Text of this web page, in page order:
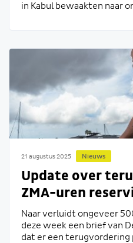
in Kabul bewaakten naar
21 augustus 2025 Nieuws
Update over
ZMA-uren
Naar verluidt ongeveer
deze week een brief van
dat er een terugvordering